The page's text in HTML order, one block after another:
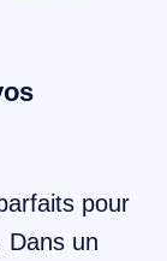
pour
Dans un